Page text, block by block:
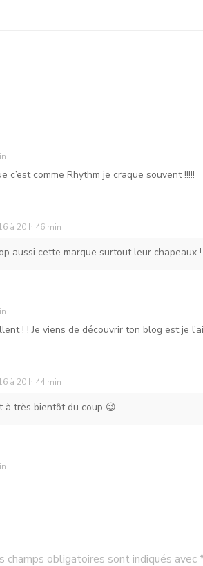
c’est comme Rhythm je craque souvent !!!!!
à 20 h 46 min
aussi cette marque surtout leur chapeaux !
! ! Je viens de découvrir ton blog est je
à 20 h 44 min
à très bientôt du coup 😉
champs obligatoires sont indiqués avec